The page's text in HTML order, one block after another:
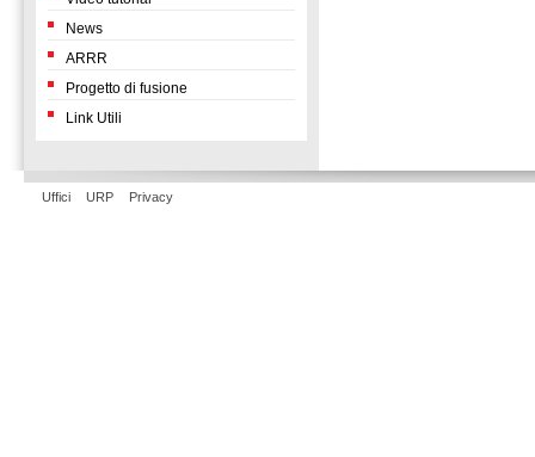
News
ARRR
Progetto di fusione
Link Utili
Uffici URP Privacy